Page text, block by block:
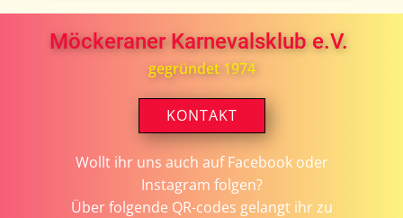
Möckeraner Karnevalsklub e.V.
gegründet 1974
KONTAKT
Wollt ihr uns auch auf Facebook oder
Instagram folgen?
Über folgende QR-codes gelangt ihr zu